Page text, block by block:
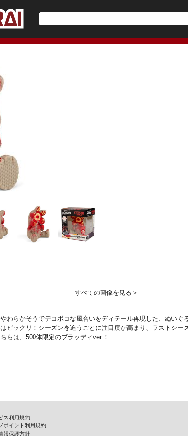
すべての画像を見る＞
わらかそうでデコボコな風合いをディテール再現した、ぬい
ビックリ！シーズンを追うごとに注目度が高まり、ラストシ
らは、500体限定のブラッディver.！
ス利用規約
ポイント利用規約
報保護方針